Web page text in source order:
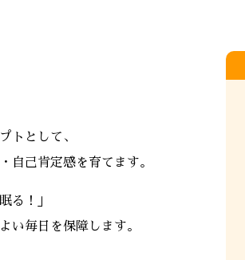
トとして、
自己肯定感を育てます。
る！」
い毎日を保障します。